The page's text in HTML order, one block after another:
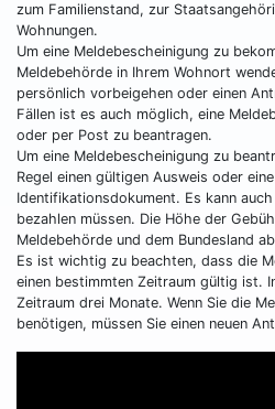
zum Familienstand, zur
Wohnungen.
Um eine Meldebescheinigung zu
Meldebehörde in Ihrem Wohnort
persönlich vorbeigehen oder einen
Fällen ist es auch möglich, eine
oder per Post zu beantragen.
Um eine Meldebescheinigung zu
Regel einen gültigen Ausweis oder
Identifikationsdokument. Es kann
bezahlen müssen. Die Höhe der
Meldebehörde und dem Bundesland
Es ist wichtig zu beachten, dass die
einen bestimmten Zeitraum gültig ist.
Zeitraum drei Monate. Wenn Sie die
benötigen, müssen Sie einen neuen